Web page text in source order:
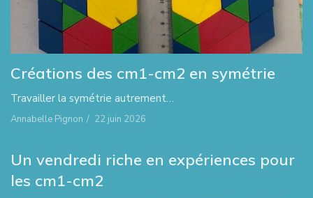
Créations des cm1-cm2 en symétrie
Travailler la symétrie autrement…
Annabelle Pignon / 22 juin 2026
Un vendredi riche en expériences pour
les cm1-cm2